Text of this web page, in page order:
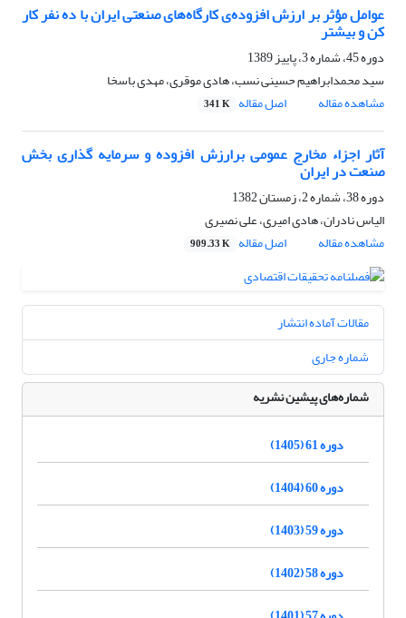
عوامل مؤثر بر ارزش افزوده‌ی کارگاه‌های صنعتی ایران با ده نفر کار
کن و بیش‎تر
دوره 45، شماره 3، پاییز 1389
سید محمدابراهیم حسینی نسب، هادی موقری، مهدی باسخا
مشاهده مقاله
اصل مقاله 341 K
آثار اجزاء مخارج عمومی برارزش افزوده و سرمایه گذاری بخش
صنعت در ایران
دوره 38، شماره 2، زمستان 1382
الیاس نادران، هادى امیرى، على نصیرى
مشاهده مقاله
اصل مقاله 909.33 K
مقالات آماده انتشار
شماره جاری
شماره‌های پیشین نشریه
دوره 61 (1405)
دوره 60 (1404)
دوره 59 (1403)
دوره 58 (1402)